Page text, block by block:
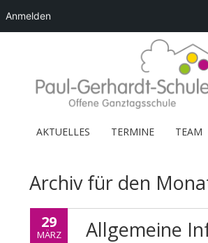
AKTUELLES TERMINE TEAM
Archiv für den
29
MÄRZ Allgemeine
Anmelden